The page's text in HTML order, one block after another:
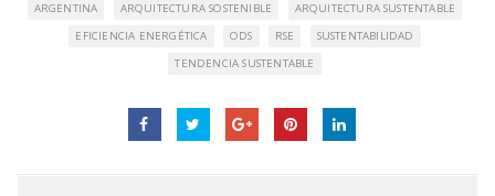
ARGENTINA ARQUITECTURA SOSTENIBLE
ARQUITECTURA SUSTENTABLE
EFICIENCIA ENERGÉTICA
ODS RSE
SUSTENTABILIDAD
TENDENCIA SUSTENTABLE